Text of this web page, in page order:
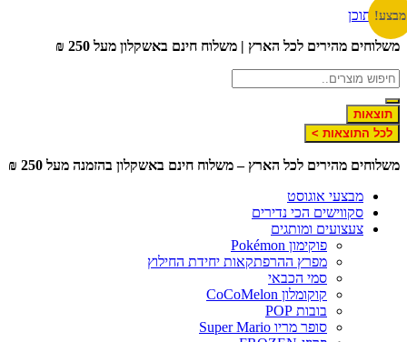
דלג לתוכן
משלוחים מהירים לכל הארץ | משלוח חינם באשקלון מעל 250 ₪
תוצאות
לכל התוצאות >
משלוחים מהירים לכל הארץ – משלוח חינם באשקלון בהזמנה מעל 250 ₪
מבצעי אוגוסט
סקווישים הכי נדירים
צעצועים ומותגים
פוקימון Pokémon
מפרץ ההרפתקאות יחידת החילוץ
סמי הכבאי
קוקומלון CoCoMelon
בובות POP
סופר מריו Super Mario
מבצע!